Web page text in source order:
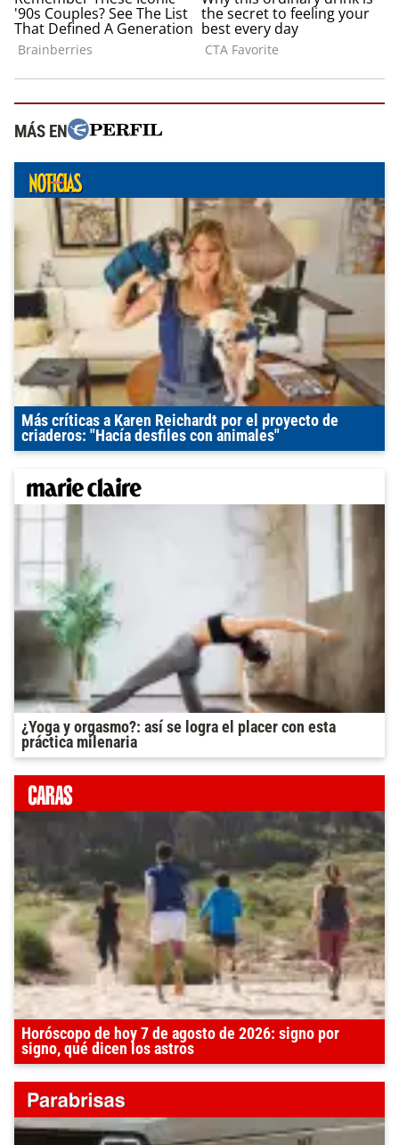
MÁS EN
Más críticas a Karen Reichardt por el proyecto de
criaderos: "Hacía desfiles con animales"
¿Yoga y orgasmo?: así se logra el placer con esta
práctica milenaria
Horóscopo de hoy 7 de agosto de 2026: signo por
signo, qué dicen los astros